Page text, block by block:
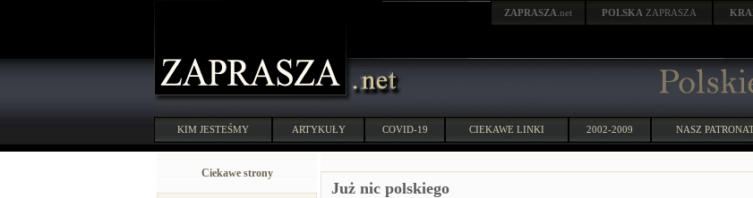
ZAPRASZA .net POLSKA ZAPRASZA
KIM JESTEŚMY ARTYKUŁY COVID-19 CIEKAWE LINKI 2002-2009 NASZ
Ciekawe strony
Już nic polskiego